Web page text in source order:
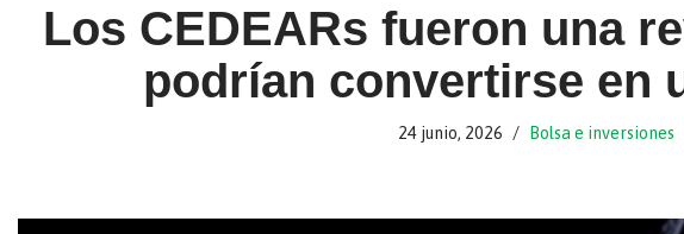
Los CEDEARs fueron una
podrían convertirse en
24 junio, 2026 Bolsa e inversiones